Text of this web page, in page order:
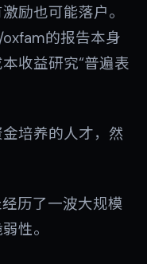
励也可能落户。
的报告本身
收益研究“普遍表
培养的人才，然
历了一波大规模
性。